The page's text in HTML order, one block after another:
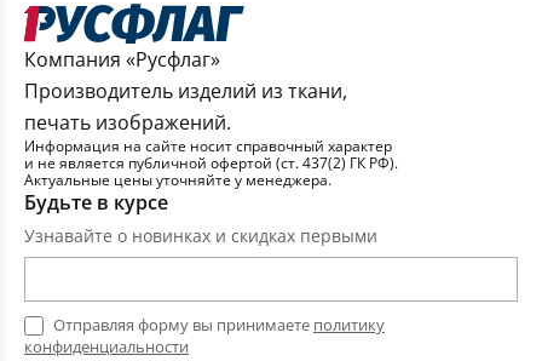
Компания «Русфлаг»
Производитель изделий из ткани,
печать изображений.
Информация на сайте носит справочный характер
и не является публичной офертой (ст. 437(2) ГК РФ).
Актуальные цены уточняйте у менеджера.
Будьте в курсе
Узнавайте о новинках и скидках первыми
Отправляя форму вы принимаете политику
конфиденциальности